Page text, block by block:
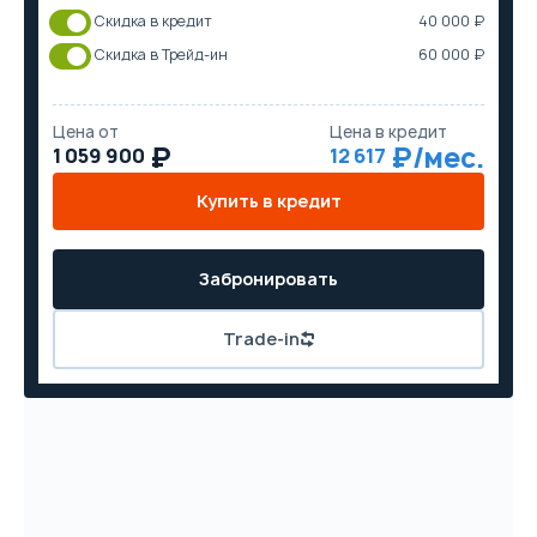
Скидка в кредит
40 000 ₽
Скидка в Трейд-ин
60 000 ₽
Цена от
1 059 900
Цена в кредит
12 617
Купить в кредит
Trade-in
Забронировать